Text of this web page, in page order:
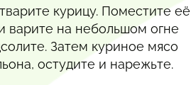
курицу. Поместите её
варите на небольшом огне
Затем куриное мясо
остудите и нарежьте.